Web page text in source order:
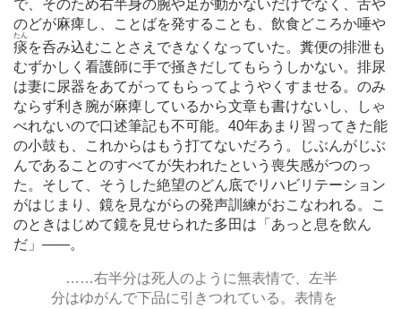
で、そのため右半身の腕や足が動かないだけでなく、舌や
のどが麻痺し、ことばを発することも、飲食どころか唾や
痰
たん
を呑み込むことさえできなくなっていた。糞便の排泄も
むずかしく看護師に手で掻きだしてもらうしかない。排尿
は妻に尿器をあてがってもらってようやくすませる。のみ
ならず利き腕が麻痺しているから文章も書けないし、しゃ
べれないので口述筆記も不可能。40年あまり習ってきた能
の小鼓も、これからはもう打てないだろう。じぶんがじぶ
んであることのすべてが失われたという喪失感がつのっ
た。そして、そうした絶望のどん底でリハビリテーション
がはじまり、鏡を見ながらの発声訓練がおこなわれる。こ
のときはじめて鏡を見せられた多田は「あっと息を飲ん
だ」 ――。
… …右半分は死人のように無表情で、左半
分はゆがんで下品に引きつれている。表情を